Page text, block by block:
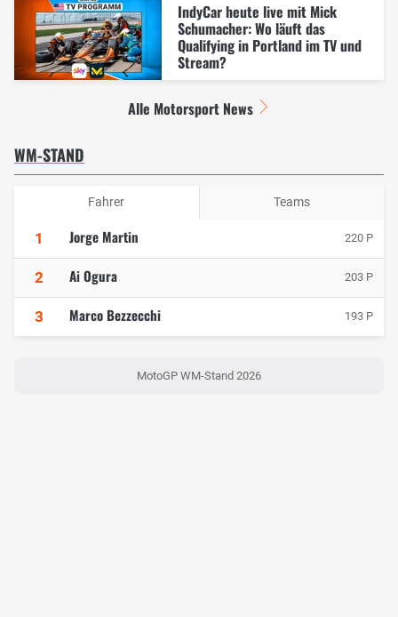
IndyCar heute live mit Mick
Schumacher: Wo läuft das
Qualifying in Portland im TV und
Stream?
Alle Motorsport News
WM-STAND
Fahrer Teams
1 Jorge Martin 220 P
2 Ai Ogura 203 P
3 Marco Bezzecchi 193 P
MotoGP WM-Stand 2026